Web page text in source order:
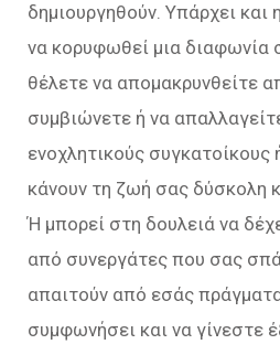
δημιουργηθούν. Υπάρχει
να κορυφωθεί μια διαφωνία
θέλετε να απομακρυνθείτε
συμβιώνετε ή να
ενοχλητικούς συγκατοίκους
κάνουν τη ζωή σας δύσκολη
Ή μπορεί στη δουλειά να
από συνεργάτες που σας
απαιτούν από εσάς
συμφωνήσει και να γίνεστε